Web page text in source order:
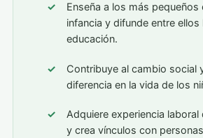
Enseña a los más pequeños
infancia y difunde entre ellos
educación.
Contribuye al cambio social
diferencia en la vida de los
Adquiere experiencia laboral
y crea vínculos con